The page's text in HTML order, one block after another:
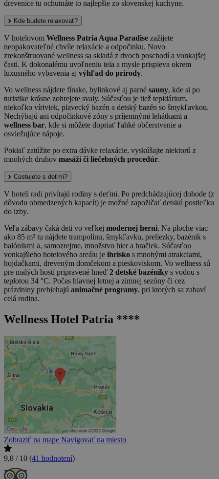
drevenice tu ochutnáte to najlepšie zo slovenskej kuchyne.
Kde budete relaxovať?
V hotelovom Wellness Patria Aqua Paradise zažijete
neopakovateľné chvíle relaxácie a odpočinku. Novo
zrekonštruované wellness sa skladá z dvoch poschodí a vonkajšej
časti. K dokonalému uvoľneniu tela a mysle prispieva okrem
luxusného vybavenia aj výhľad do prírody.
Vo wellness nájdete fínske, bylinkové aj parné sauny, kde si po
turistike krásne zohrejete svaly. Súčasťou je tiež tepidárium,
niekoľko víriviek, plavecký bazén a detský bazén so šmykľavkou.
Nechýbajú ani odpočinkové zóny s príjemnými lehátkami a
wellness bar, kde si môžete dopriať ľahké občerstvenie a
osviežujúce nápoje.
Pokiaľ zatúžite po extra dávke relaxácie, vyskúšajte niektorú z
mnohých druhov masáží či liečebných procedúr.
Cestujete s deťmi?
V hoteli radi privítajú rodiny s deťmi. Po predchádzajúcej dohode (z
dôvodu obmedzených kapacít) je možné zapožičať detskú postieľku
do izby.
Veľa zábavy čaká deti vo veľkej modernej herni. Na ploche viac
ako 85 m² tu nájdete trampolínu, šmykľavku, preliezky, bazénik s
balónikmi a, samozrejme, množstvo hier a hračiek. Súčasťou
vonkajšieho hotelového areálu je ihrisko s mnohými atrakciami,
hojdačkami, dreveným domčekom a pieskoviskom. Vo wellness sú
pre malých hostí pripravené hneď 2 detské bazéniky s vodou s
teplotou 34 °C. Počas hlavnej letnej a zimnej sezóny či cez
prázdniny prebiehajú animačné programy, pri ktorých sa zabaví
celá rodina.
Wellness Hotel Patria ****
Zobraziť na mape Navigovať na miesto
9,8 / 10 (41 hodnotení)